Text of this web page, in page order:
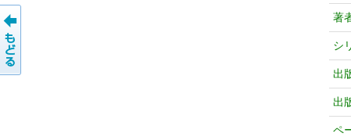
著
シ
出
出
ペ